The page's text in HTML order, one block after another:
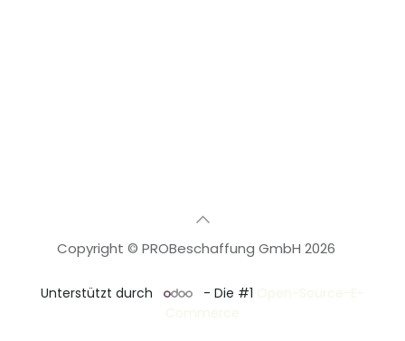
Copyright © PROBeschaffung GmbH 2026
Unterstützt durch - Die #1 Open-Source-E-
Commerce